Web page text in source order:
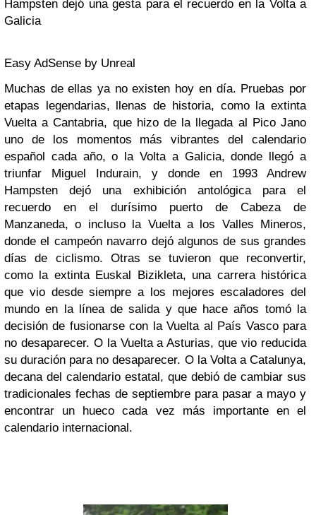
Hampsten dejó una gesta para el recuerdo en la Volta a
Galicia
Easy AdSense by Unreal
Muchas de ellas ya no existen hoy en día. Pruebas por
etapas legendarias, llenas de historia, como la extinta
Vuelta a Cantabria, que hizo de la llegada al Pico Jano
uno de los momentos más vibrantes del calendario
español cada año, o la Volta a Galicia, donde llegó a
triunfar Miguel Indurain, y donde en 1993 Andrew
Hampsten dejó una exhibición antológica para el
recuerdo en el durísimo puerto de Cabeza de
Manzaneda, o incluso la Vuelta a los Valles Mineros,
donde el campeón navarro dejó algunos de sus grandes
días de ciclismo. Otras se tuvieron que reconvertir,
como la extinta Euskal Bizikleta, una carrera histórica
que vio desde siempre a los mejores escaladores del
mundo en la línea de salida y que hace años tomó la
decisión de fusionarse con la Vuelta al País Vasco para
no desaparecer. O la Vuelta a Asturias, que vio reducida
su duración para no desaparecer. O la Volta a Catalunya,
decana del calendario estatal, que debió de cambiar sus
tradicionales fechas de septiembre para pasar a mayo y
encontrar un hueco cada vez más importante en el
calendario internacional.